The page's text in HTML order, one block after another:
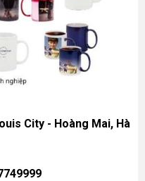
City - Hoàng Mai, Hà